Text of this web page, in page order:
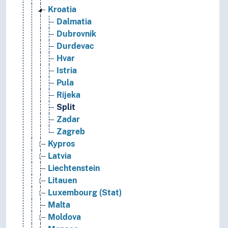
Kroatia
Dalmatia
Dubrovnik
Durdevac
Hvar
Istria
Pula
Rijeka
Split
Zadar
Zagreb
Kypros
Latvia
Liechtenstein
Litauen
Luxembourg (Stat)
Malta
Moldova